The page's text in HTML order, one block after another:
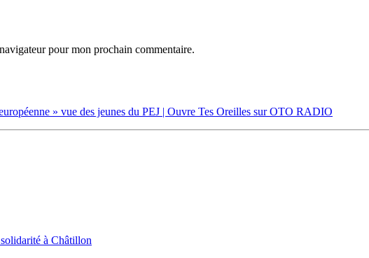
pour mon prochain commentaire.
» vue des jeunes du PEJ | Ouvre Tes Oreilles sur OTO RADIO
à Châtillon